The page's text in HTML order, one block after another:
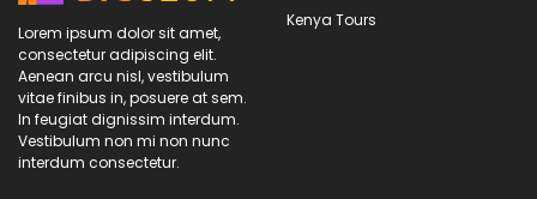
Lorem ipsum dolor sit amet,
consectetur adipiscing elit.
Aenean arcu nisl, vestibulum
vitae finibus in, posuere at sem.
In feugiat dignissim interdum.
Vestibulum non mi non nunc
interdum consectetur.
Kenya Tours